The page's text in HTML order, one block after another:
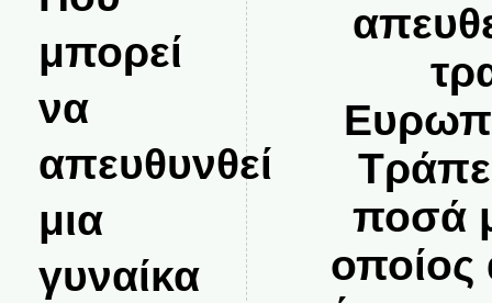
μπορεί
να
απευθυνθεί
μια
γυναίκα
ποσά
οποίος